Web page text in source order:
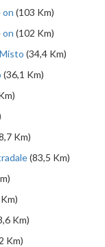
on (103 Km)
on (102 Km)
(34,4 Km)
(36,1 Km)
Km)
(83,5 Km)
Km)
Km)